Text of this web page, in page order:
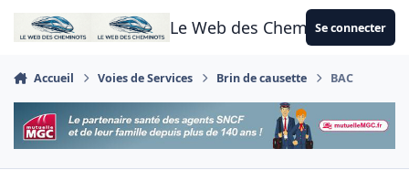
Aller au contenu
Le Web des CheminotsSe connecter
Accueil Voies de Services Brin de causette BAC